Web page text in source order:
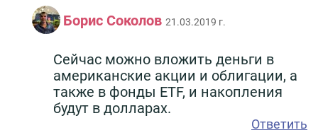
Борис Соколов 21.03.2019 г.
Сейчас можно вложить деньги в
американские акции и облигации, а
также в фонды ЕTF, и накопления
будут в долларах.
Ответить